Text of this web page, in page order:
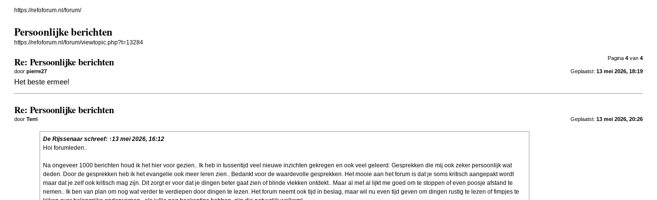
https://refoforum.nl/forum/
Persoonlijke berichten
https://refoforum.nl/forum/viewtopic.php?t=13284
Pagina 4van 4
Re: Persoonlijke berichten
Geplaatst: 13 mei 2026, 18:19
doorpierre27
Het beste ermee!
Re: Persoonlijke berichten
Geplaatst: 13 mei 2026, 20:26
doorTerri
De Rijssenaarschreef: ↑13 mei 2026, 16:12
Hoi forumleden..
Na ongeveer 1000 berichten houd ik het hier voor gezien.. Ik heb in tussentijd veel nieuwe inzichten gekregen en ook veel geleerd. Gesprekken die mij ook zeker persoonlijk wat
deden. Door de gesprekken heb ik het evangelie ook meer leren zien.. Bedankt voor de waardevolle gesprekken. Het mooie aan het forum is dat je soms kritisch aangepakt wordt
maar dat je zelf ook kritisch mag zijn. Dit zorgt er voor dat je dingen beter gaat zien of blinde vlekken ontdekt.. Maar al met al lijkt me goed om te stoppen of even poosje afstand te
nemen.. Ik ben van plan om nog wat verder te verdiepen door dingen te lezen. Het forum neemt ook tijd in beslag, maar wil nu even tijd geven om dingen rustig te lezen of fimpjes te